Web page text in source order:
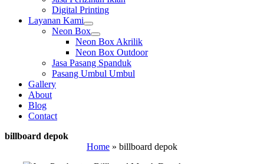
Digital Printing
Layanan Kami
Neon Box
Neon Box Akrilik
Neon Box Outdoor
Jasa Pasang Spanduk
Pasang Umbul Umbul
Gallery
About
Blog
Contact
billboard depok
Home » billboard depok